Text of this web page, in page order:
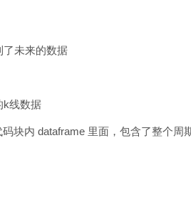
未来的数据
k线数据
块内 dataframe 里面，包含了整个